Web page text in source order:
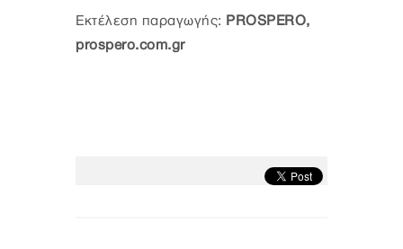
Εκτέλεση παραγωγής: PROSPERO,
prospero.com.gr